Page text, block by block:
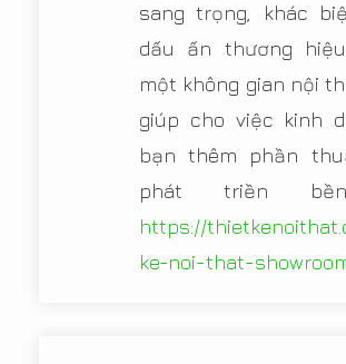
sang trọng, khác
dấu ấn thương
một không gian nội
giúp cho việc kinh
bạn thêm phần
phát triền
https://
ke-noi-that-